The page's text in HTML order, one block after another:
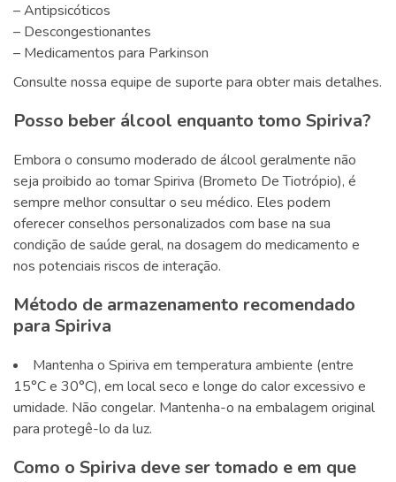
– Antipsicóticos
– Descongestionantes
– Medicamentos para Parkinson
Consulte nossa equipe de suporte para obter mais detalhes.
Posso beber álcool enquanto tomo Spiriva?
Embora o consumo moderado de álcool geralmente não
seja proibido ao tomar Spiriva (Brometo De Tiotrópio), é
sempre melhor consultar o seu médico. Eles podem
oferecer conselhos personalizados com base na sua
condição de saúde geral, na dosagem do medicamento e
nos potenciais riscos de interação.
Método de armazenamento recomendado
para Spiriva
Mantenha o Spiriva em temperatura ambiente (entre
15°C e 30°C), em local seco e longe do calor excessivo e
umidade. Não congelar. Mantenha-o na embalagem original
para protegê-lo da luz.
Como o Spiriva deve ser tomado e em que